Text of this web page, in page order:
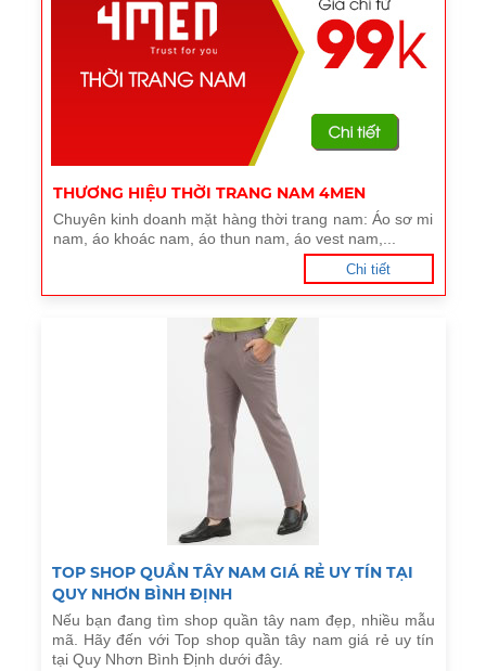
THƯƠNG HIỆU THỜI TRANG NAM 4MEN
Chuyên kinh doanh mặt hàng thời trang nam: Áo sơ mi
nam, áo khoác nam, áo thun nam, áo vest nam,...
Chi tiết
TOP SHOP QUẦN TÂY NAM GIÁ RẺ UY TÍN TẠI
QUY NHƠN BÌNH ĐỊNH
Nếu bạn đang tìm shop quần tây nam đẹp, nhiều mẫu
mã. Hãy đến với Top shop quần tây nam giá rẻ uy tín
tại Quy Nhơn Bình Định dưới đây.